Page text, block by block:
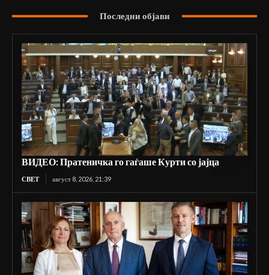
Последни објави
ВИДЕО: Пратеничка го гаѓаше Курти со јајца
СВЕТ август 8, 2026, 21:39